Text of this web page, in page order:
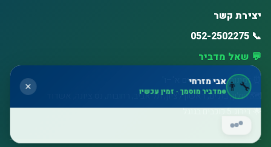
יצירת קשר
📞 052-2502275
💬 שאל מדביר
⏰ זמינות גבוהה – ימים א'–ו'
🗺️ חולון, בת ים, ראשון לציון, תל אביב, רחובות, נס ציונה, אשדוד
🌟 דירוג 5 כוכבים בגוגל
👨‍🔧אבי מזרחי
מדביר מוסמך · זמין עכשיו ✕